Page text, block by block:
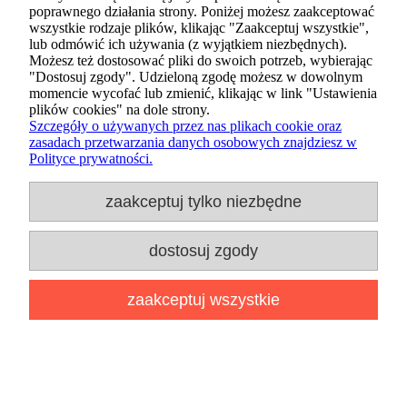
Figurka Funko POP Lilo & Stitch
1229 Gamer Stitch
69,89 zł
dodaj do koszyka
poprawnego działania strony. Poniżej możesz zaakceptować
wszystkie rodzaje plików, klikając "Zaakceptuj wszystkie",
lub odmówić ich używania (z wyjątkiem niezbędnych).
Możesz też dostosować pliki do swoich potrzeb, wybierając
"Dostosuj zgody". Udzieloną zgodę możesz w dowolnym
momencie wycofać lub zmienić, klikając w link "Ustawienia
plików cookies" na dole strony.
Szczegóły o używanych przez nas plikach cookie oraz
zasadach przetwarzania danych osobowych znajdziesz w
Polityce prywatności.
zaakceptuj tylko niezbędne
dostosuj zgody
zaakceptuj wszystkie